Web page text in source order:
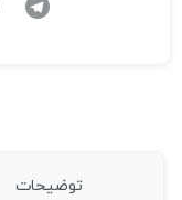
توضیحات